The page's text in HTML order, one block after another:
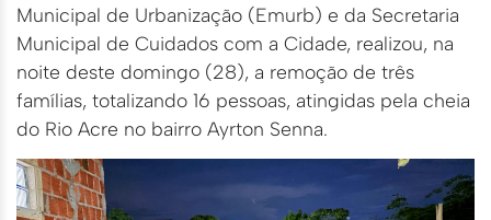
Municipal de Urbanização (Emurb) e da Secretaria
Municipal de Cuidados com a Cidade, realizou, na
noite deste domingo (28), a remoção de três
famílias, totalizando 16 pessoas, atingidas pela cheia
do Rio Acre no bairro Ayrton Senna.